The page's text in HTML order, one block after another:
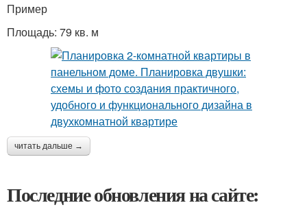
Пример
Площадь: 79 кв. м
читать дальше →
Последние обновления на сайте: